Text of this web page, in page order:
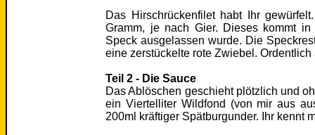
Das Hirschrückenfilet habt Ihr
Gramm, je nach Gier. Dieses kommt
Speck ausgelassen wurde. Die
eine zerstückelte rote Zwiebel. Ordentlich
Teil 2 - Die Sauce
Das Ablöschen geschieht plötzlich und
ein Viertelliter Wildfond (von mir aus
200ml kräftiger Spätburgunder. Ihr kennt